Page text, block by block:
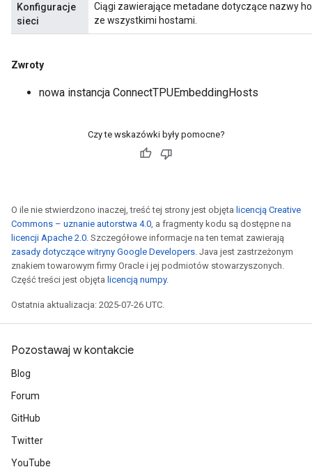
Konfiguracje
sieci
Ciągi zawierające metadane dotyczące nazwy
ze wszystkimi hostami.
Zwroty
nowa instancja ConnectTPUEmbeddingHosts
Czy te wskazówki były pomocne?
O ile nie stwierdzono inaczej, treść tej strony jest objęta licencją Creative
Commons – uznanie autorstwa 4.0, a fragmenty kodu są dostępne na
licencji Apache 2.0. Szczegółowe informacje na ten temat zawierają
zasady dotyczące witryny Google Developers. Java jest zastrzeżonym
znakiem towarowym firmy Oracle i jej podmiotów stowarzyszonych.
Część treści jest objęta licencją numpy.
Ostatnia aktualizacja: 2025-07-26 UTC.
Pozostawaj w kontakcie
Blog
Forum
GitHub
Twitter
YouTube